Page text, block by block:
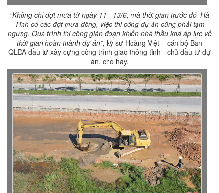
“Không chỉ đợt mưa từ ngày 11 - 13/6, mà thời gian trước đó, Hà
Tĩnh có các đợt mưa dông, việc thi công dự án cũng phải tạm
ngưng. Quá trình thi công gián đoạn khiến nhà thầu khá áp lực về
thời gian hoàn thành dự án”, kỹ sư Hoàng Việt – cán bộ Ban
QLDA đầu tư xây dựng công trình giao thông tỉnh - chủ đầu tư dự
án, cho hay.